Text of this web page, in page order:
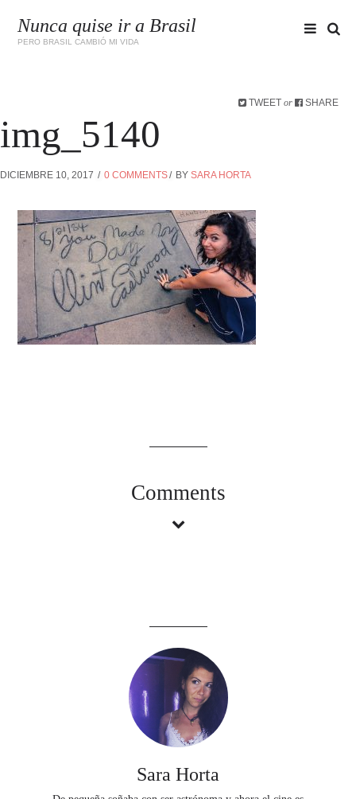
Nunca quise ir a Brasil
PERO BRASIL CAMBIÓ MI VIDA
TWEET or SHARE
img_5140
DICIEMBRE 10, 2017 0 COMMENTS BY SARA HORTA
Comments
Sara Horta